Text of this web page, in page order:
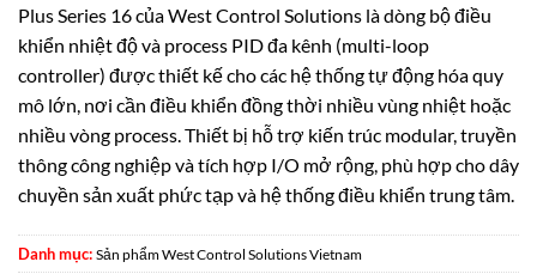
Plus Series 16 của West Control Solutions là dòng bộ điều
khiển nhiệt độ và process PID đa kênh (multi-loop
controller) được thiết kế cho các hệ thống tự động hóa quy
mô lớn, nơi cần điều khiển đồng thời nhiều vùng nhiệt hoặc
nhiều vòng process. Thiết bị hỗ trợ kiến trúc modular, truyền
thông công nghiệp và tích hợp I/O mở rộng, phù hợp cho dây
chuyền sản xuất phức tạp và hệ thống điều khiển trung tâm.
Danh mục: Sản phẩm West Control Solutions Vietnam